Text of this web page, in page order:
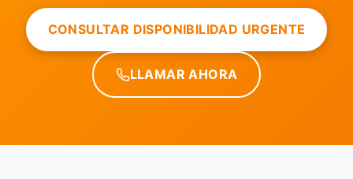
CONSULTAR DISPONIBILIDAD URGENTE
LLAMAR AHORA